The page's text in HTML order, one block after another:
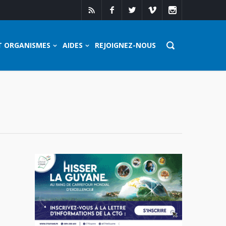
ORGANISMES AIDES REJOIGNEZ-NOUS